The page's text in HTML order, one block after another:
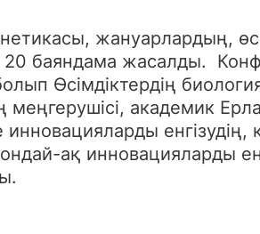
жануарлардың,
баяндама жасалды.
Өсімдіктердің
академик
енгізудің,
ақ инновацияларды